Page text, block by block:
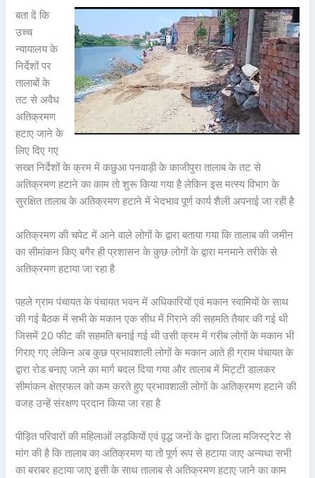
बता दें कि
उच्च
न्यायालय के
निर्देशों पर
तालाबों के
तट से अवैध
अतिक्रमण
हटाए जाने के
लिए दिए गए
सख्त निर्देशों के क्रम में कछुआ पनवाड़ी के काजीपुरा तालाब के तट से
अतिक्रमण हटाने का काम तो शुरू किया गया है लेकिन इस मत्स्य विभाग के
सुरक्षित तालाब के अतिक्रमण हटाने में भेदभाव पूर्ण कार्य शैली अपनाई जा रही है
अतिक्रमण की चपेट में आने वाले लोगों के द्वारा बताया गया कि तालाब की जमीन
का सीमांकन किए बगैर ही प्रशासन के कुछ लोगों के द्वारा मनमाने तरीके से
अतिक्रमण हटाया जा रहा है
पहले ग्राम पंचायत के पंचायत भवन में अधिकारियों एवं मकान स्वामियों के साथ
की गई बैठक में सभी के मकान एक सीध में गिराने की सहमति तैयार की गई थी
जिसमें 20 फीट की सहमति बनाई गई थी उसी क्रम में गरीब लोगों के मकान भी
गिराए गए लेकिन अब कुछ प्रभावशाली लोगों के मकान आते ही ग्राम पंचायत के
द्वारा रोड बनाए जाने का मार्ग बदल दिया गया और तालाब में मिट्टी डालकर
सीमांकन क्षेत्रफल को कम करते हुए प्रभावशाली लोगों के अतिक्रमण हटाने की
वजह उन्हें संरक्षण प्रदान किया जा रहा है
पीड़ित परिवारों की महिलाओं लड़कियों एवं वृद्ध जनों के द्वारा जिला मजिस्ट्रेट से
मांग की है कि तालाब का अतिक्रमण या तो पूर्ण रूप से हटाया जाए अन्यथा सभी
का बराबर हटाया जाए इसी के साथ तालाब से अतिक्रमण हटाए जाने का काम